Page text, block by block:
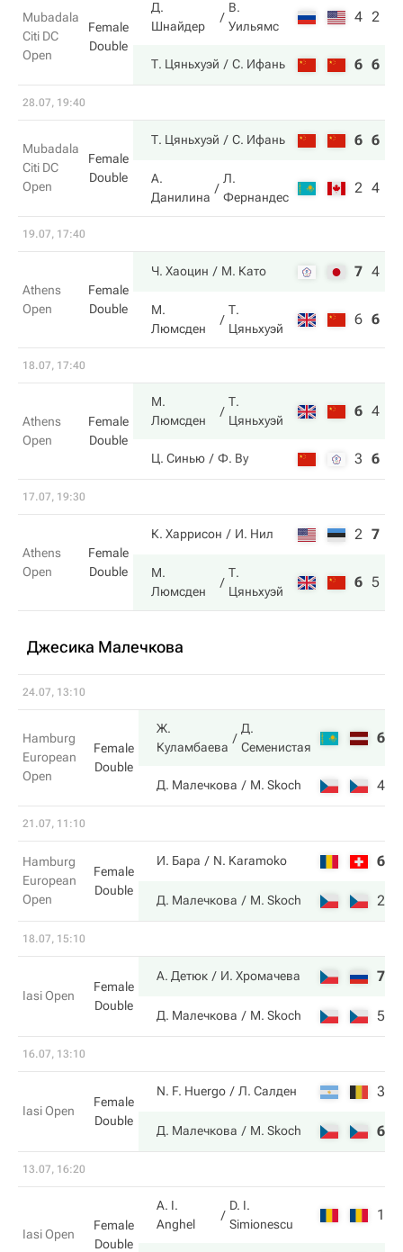
Mubadala
Citi DC
Open
Female
Double
Д.
Шнайдер
В.
Уильямс
4 2
Т. Цяньхуэй С. Ифань 6 6
28.07, 19:40
Mubadala
Citi DC
Open
Female
Double
Т. Цяньхуэй С. Ифань 6 6
А.
Данилина
Л.
Фернандес
2 4
19.07, 17:40
Athens
Open
Female
Double
Ч. Хаоцин М. Като 7 4
М.
Люмсден
Т.
Цяньхуэй
6 6
18.07, 17:40
Athens
Open
Female
Double
М.
Люмсден
Т.
Цяньхуэй
6 4
Ц. Синью Ф. Ву 3 6
17.07, 19:30
Athens
Open
Female
Double
К. Харрисон И. Нил 2 7
М.
Люмсден
Т.
Цяньхуэй
6 5
Джесика Малечкова
24.07, 13:10
Hamburg
European
Open
Female
Double
Ж.
Куламбаева
Д.
Семенистая
6
Д. Малечкова M. Skoch 4
21.07, 11:10
Hamburg
European
Open
Female
Double
И. Бара N. Karamoko 6
Д. Малечкова M. Skoch 2
18.07, 15:10
Iasi Open
Female
Double
А. Детюк И. Хромачева 7
Д. Малечкова M. Skoch 5
16.07, 13:10
Iasi Open
Female
Double
N. F. Huergo Л. Салден 3
Д. Малечкова M. Skoch 6
13.07, 16:20
Iasi Open
Female
Double
A. I.
Anghel
D. I.
Simionescu
1